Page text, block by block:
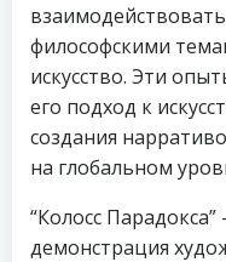
философскими
искусство. Эти
его подход к
создания
на глобальном
“Колосс
демонстрация